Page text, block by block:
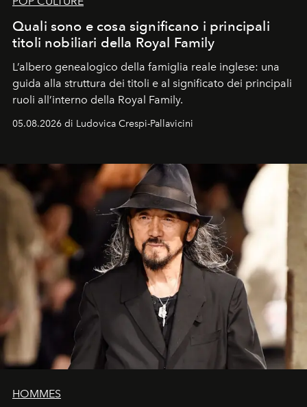
Quali sono e cosa significano i principali
titoli nobiliari della Royal Family
L’albero genealogico della famiglia reale inglese: una
guida alla struttura dei titoli e al significato dei principali
ruoli all’interno della Royal Family.
05.08.2026 di Ludovica Crespi-Pallavicini
HOMMES